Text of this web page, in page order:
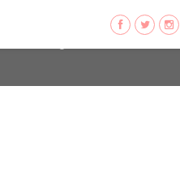
agent